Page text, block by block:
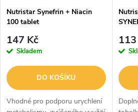
Nutristar Synefrin + Niacin
100 tablet
147 Kč
Skladem
DO KOŠÍKU
Vhodné pro podporu urychlení